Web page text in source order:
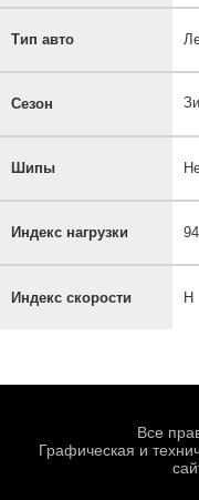
Тип авто
Сезон
Шипы
Индекс нагрузки 94
Индекс скорости H
Все
Графическая и